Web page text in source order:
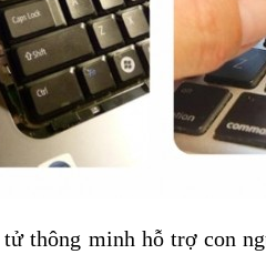
thông minh hỗ trợ con